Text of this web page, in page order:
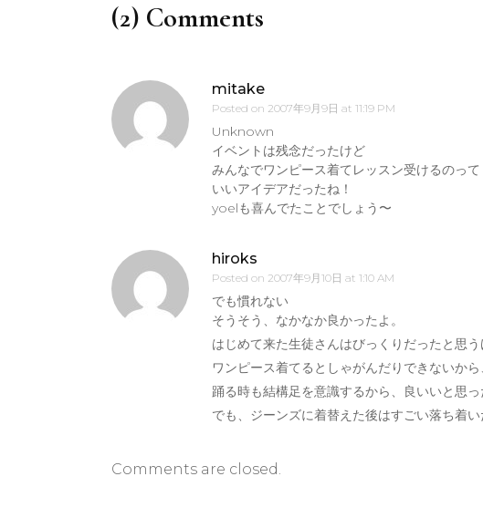
(2) Comments
mitake
Posted on 2007年9月9日 at 11:19 PM
Unknown
イベントは残念だったけど
みんなでワンピース着てレッスン受けるのって
いいアイデアだったね！
yoelも喜んでたことでしょう〜
hiroks
Posted on 2007年9月10日 at 1:10 AM
でも慣れない
そうそう、なかなか良かったよ。
はじめて来た生徒さんはびっくりだったと思う
ワンピース着てるとしゃがんだりできないか
踊る時も結構足を意識するから、良いいと思っ
でも、ジーンズに着替えた後はすごい落ち着い
Comments are closed.